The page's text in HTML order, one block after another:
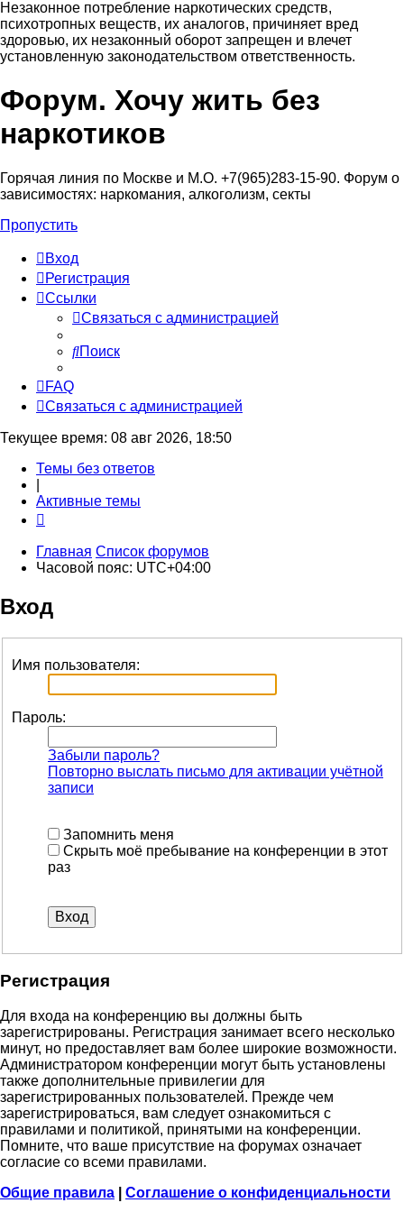
Незаконное потребление наркотических средств,
психотропных веществ, их аналогов, причиняет вред
здоровью, их незаконный оборот запрещен и влечет
установленную законодательством ответственность.
Регистрация
Форум. Хочу жить без
наркотиков
Горячая линия по Москве и М.О. +7(965)283-15-90. Форум о
зависимостях: наркомания, алкоголизм, секты
Пропустить
Вход
Регистрация
Ссылки
Связаться с администрацией
Поиск
FAQ
Связаться с администрацией
Текущее время: 08 авг 2026, 18:50
Темы без ответов
Активные темы
Главная Список форумов
Часовой пояс: UTC+04:00
Вход
Имя пользователя:
Пароль:
Забыли пароль?
Повторно выслать письмо для активации учётной
записи
Запомнить меня
Скрыть моё пребывание на конференции в этот
раз
Регистрация
Для входа на конференцию вы должны быть
зарегистрированы. Регистрация занимает всего несколько
минут, но предоставляет вам более широкие возможности.
Администратором конференции могут быть установлены
также дополнительные привилегии для
зарегистрированных пользователей. Прежде чем
зарегистрироваться, вам следует ознакомиться с
правилами и политикой, принятыми на конференции.
Помните, что ваше присутствие на форумах означает
согласие со всеми правилами.
Общие правила
Соглашение о конфиденциальности